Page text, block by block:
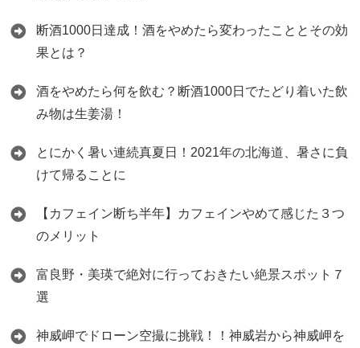
断酒1000日達成！酒をやめたら変わったこととその効
果とは？
酒をやめたら何を飲む？断酒1000日でたどり着いた飲
み物は生姜湯！
とにかく暑い連続真夏日！2021年の北海道、暑さに負
けて帰ることに
【カフェイン断ち半年】カフェインやめて感じた３つ
のメリット
富良野・美瑛で絶対に行っておきたい絶景スポット７
選
神威岬でドローン空撮に挑戦！！神威岩から神威岬を